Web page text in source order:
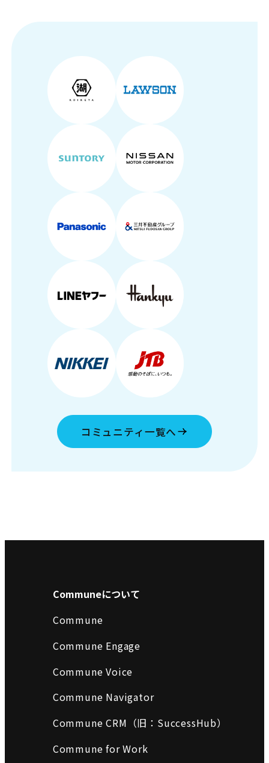
コミュニティ一覧へ
Communeについて
Commune
Commune Engage
Commune Voice
Commune Navigator
Commune CRM（旧：SuccessHub）
Commune for Work